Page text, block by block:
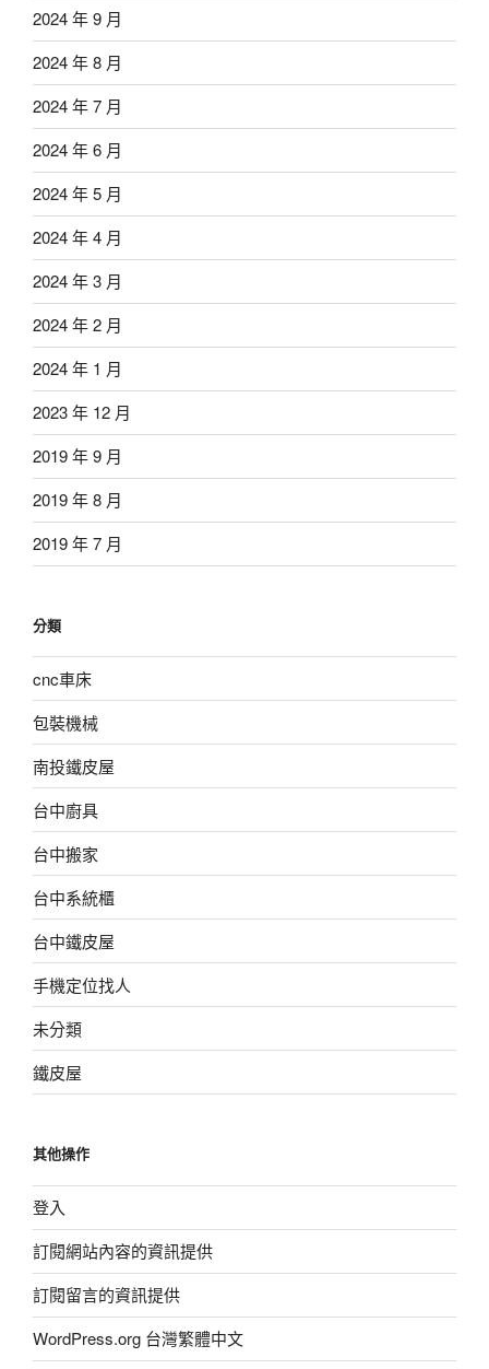
2024 年 9 月
2024 年 8 月
2024 年 7 月
2024 年 6 月
2024 年 5 月
2024 年 4 月
2024 年 3 月
2024 年 2 月
2024 年 1 月
2023 年 12 月
2019 年 9 月
2019 年 8 月
2019 年 7 月
分類
cnc車床
包裝機械
南投鐵皮屋
台中廚具
台中搬家
台中系統櫃
台中鐵皮屋
手機定位找人
未分類
鐵皮屋
其他操作
登入
訂閱網站內容的資訊提供
訂閱留言的資訊提供
WordPress.org 台灣繁體中文